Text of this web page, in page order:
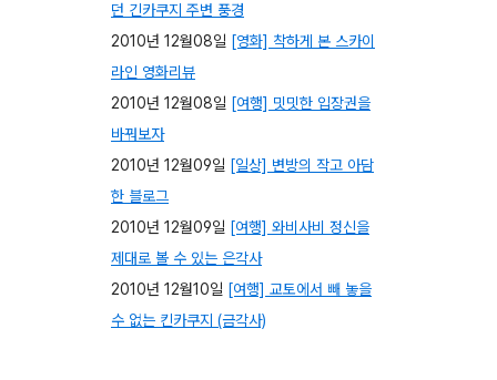
던 긴카쿠지 주변 풍경
2010년 12월08일 [영화] 착하게 본 스카이
라인 영화리뷰
2010년 12월08일 [여행] 밋밋한 입장권을
바꿔보자
2010년 12월09일 [일상] 변방의 작고 아담
한 블로그
2010년 12월09일 [여행] 와비사비 정신을
제대로 볼 수 있는 은각사
2010년 12월10일 [여행] 교토에서 빼 놓을
수 없는 킨카쿠지 (금각사)